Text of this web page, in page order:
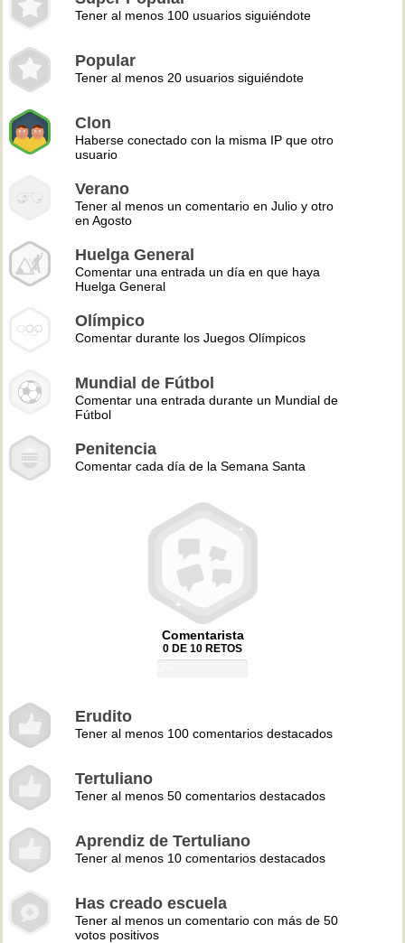
Tener al menos 100 usuarios siguiéndote
Popular
Tener al menos 20 usuarios siguiéndote
Clon
Haberse conectado con la misma IP que otro
usuario
Verano
Tener al menos un comentario en Julio y otro
en Agosto
Huelga General
Comentar una entrada un día en que haya
Huelga General
Olímpico
Comentar durante los Juegos Olímpicos
Mundial de Fútbol
Comentar una entrada durante un Mundial de
Fútbol
Penitencia
Comentar cada día de la Semana Santa
Comentarista
0 DE 10 RETOS
Erudito
Tener al menos 100 comentarios destacados
Tertuliano
Tener al menos 50 comentarios destacados
Aprendiz de Tertuliano
Tener al menos 10 comentarios destacados
Has creado escuela
Tener al menos un comentario con más de 50
votos positivos